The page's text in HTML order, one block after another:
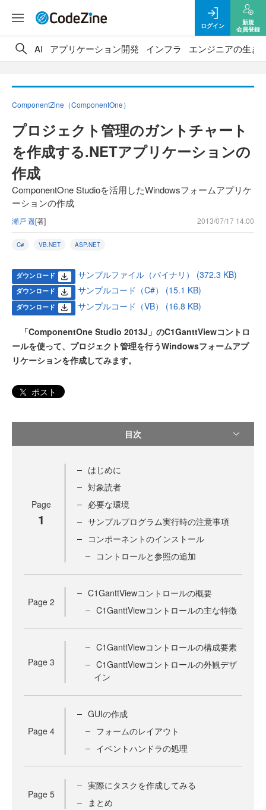
ログイン
新規
会員登録
AI アプリケーション開発 インフラ エンジニアの生き
ComponentZine（ComponentOne）
プロジェクト管理のガントチャート
を作成する.NETアプリケーションの
作成
ComponentOne Studioを活用したWindowsフォームアプリケ
ーションの作成
瀬戸 遥[著] 2013/07/17 14:00
C# VB.NET ASP.NET
ダウンロード サンプルファイル（バイナリ） (372.3 KB)
ダウンロード サンプルコード（C#） (15.1 KB)
ダウンロード サンプルコード（VB） (16.8 KB)
「ComponentOne Studio 2013J」のC1GanttViewコントロ
ールを使って、プロジェクト管理を行うWindowsフォームアプ
リケーションを作成してみます。
ポスト
目次
Page
1
はじめに
対象読者
必要な環境
サンプルプログラム実行時の注意事項
コンポーネントのインストール
コントロールと参照の追加
Page 2
C1GanttViewコントロールの概要
C1GanttViewコントロールの主な特徴
Page 3
C1GanttViewコントロールの構成要素
C1GanttViewコントロールの外観デザ
イン
Page 4
GUIの作成
フォームのレイアウト
イベントハンドラの処理
Page 5
実際にタスクを作成してみる
まとめ